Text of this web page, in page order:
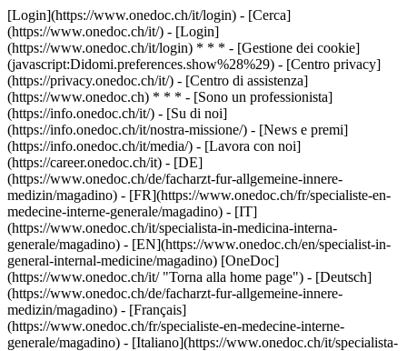
[Login](https://www.onedoc.ch/it/login) - [Cerca]
(https://www.onedoc.ch/it/) - [Login]
(https://www.onedoc.ch/it/login) * * * - [Gestione dei cookie]
(javascript:Didomi.preferences.show%28%29) - [Centro privacy]
(https://privacy.onedoc.ch/it/) - [Centro di assistenza]
(https://www.onedoc.ch) * * * - [Sono un professionista]
(https://info.onedoc.ch/it/) - [Su di noi]
(https://info.onedoc.ch/it/nostra-missione/) - [News e premi]
(https://info.onedoc.ch/it/media/) - [Lavora con noi]
(https://career.onedoc.ch/it) - [DE]
(https://www.onedoc.ch/de/facharzt-fur-allgemeine-innere-
medizin/magadino) - [FR](https://www.onedoc.ch/fr/specialiste-en-
medecine-interne-generale/magadino) - [IT]
(https://www.onedoc.ch/it/specialista-in-medicina-interna-
generale/magadino) - [EN](https://www.onedoc.ch/en/specialist-in-
general-internal-medicine/magadino) [OneDoc]
(https://www.onedoc.ch/it/ "Torna alla home page") - [Deutsch]
(https://www.onedoc.ch/de/facharzt-fur-allgemeine-innere-
medizin/magadino) - [Français]
(https://www.onedoc.ch/fr/specialiste-en-medecine-interne-
generale/magadino) - [Italiano](https://www.onedoc.ch/it/specialista-